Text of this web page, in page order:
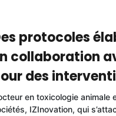
protocoles
collaboration
des
en toxicologie animale
IZInovation, qui